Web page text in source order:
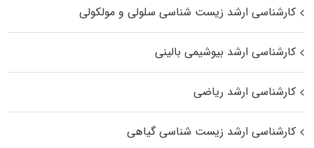
کارشناسی ارشد زیست شناسی سلولی و مولکولی
کارشناسی ارشد بیوشیمی بالینی
کارشناسی ارشد ریاضی
کارشناسی ارشد زیست‌ شناسی گیاهی